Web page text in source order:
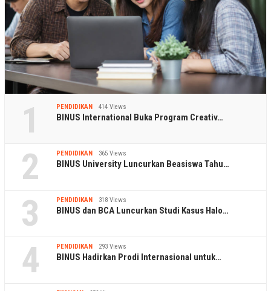
1 PENDIDIKAN 414 Views
BINUS International Buka Program Creativ…
2 PENDIDIKAN 365 Views
BINUS University Luncurkan Beasiswa Tahu…
3 PENDIDIKAN 318 Views
BINUS dan BCA Luncurkan Studi Kasus Halo…
4 PENDIDIKAN 293 Views
BINUS Hadirkan Prodi Internasional untuk…